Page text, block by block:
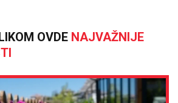
OVDE NAJVAŽNIJE